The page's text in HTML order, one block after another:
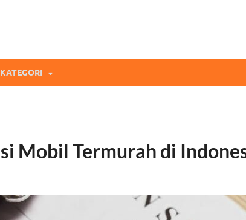
KATEGORI
Mobil Termurah di